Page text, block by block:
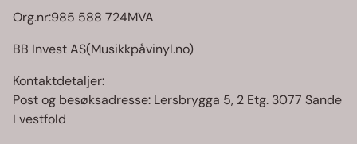
Org.nr:985 588 724MVA
BB Invest AS(Musikkpåvinyl.no)
Kontaktdetaljer:
Post og besøksadresse: Lersbrygga 5, 2 Etg. 3077 Sande
I vestfold